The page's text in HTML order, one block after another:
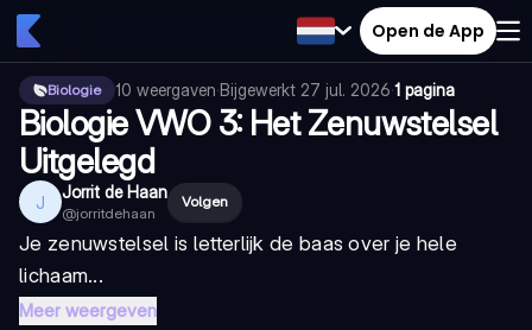
Open de App
Biologie 10 weergaven·Bijgewerkt 27 jul. 2026·1 pagina
Biologie VWO 3: Het Zenuwstelsel
Uitgelegd
J Jorrit de Haan
@jorritdehaan
Volgen
Je zenuwstelsel is letterlijk de baas over je hele
lichaam...
Meer weergeven